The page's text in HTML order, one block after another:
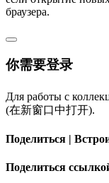
браузера.
你需要登录
Для работы с
(在新窗口中打开).
Поделиться |
Поделиться